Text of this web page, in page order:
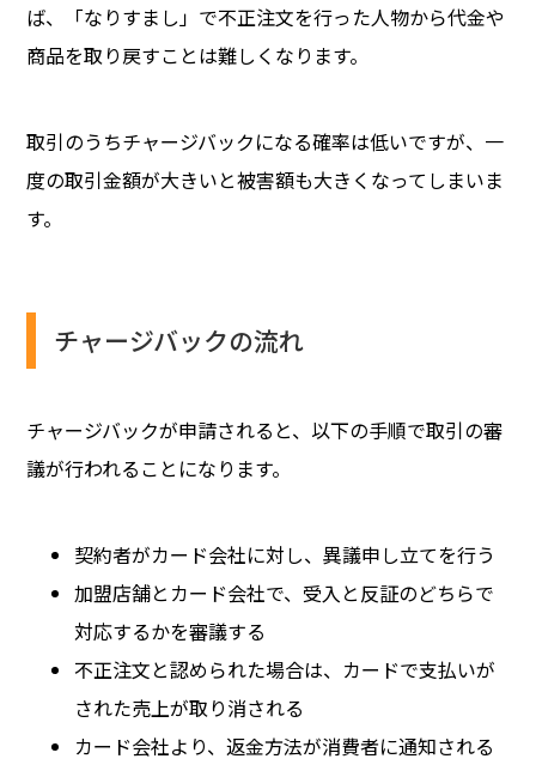
ば、「なりすまし」で不正注文を行った人物から代金や
商品を取り戻すことは難しくなります。
取引のうちチャージバックになる確率は低いですが、一
度の取引金額が大きいと被害額も大きくなってしまいま
す。
チャージバックの流れ
チャージバックが申請されると、以下の手順で取引の審
議が行われることになります。
契約者がカード会社に対し、異議申し立てを行う
加盟店舗とカード会社で、受入と反証のどちらで
対応するかを審議する
不正注文と認められた場合は、カードで支払いが
された売上が取り消される
カード会社より、返金方法が消費者に通知される